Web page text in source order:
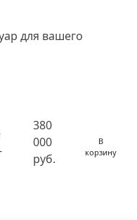
для вашего
380
000
руб.
В
корзину